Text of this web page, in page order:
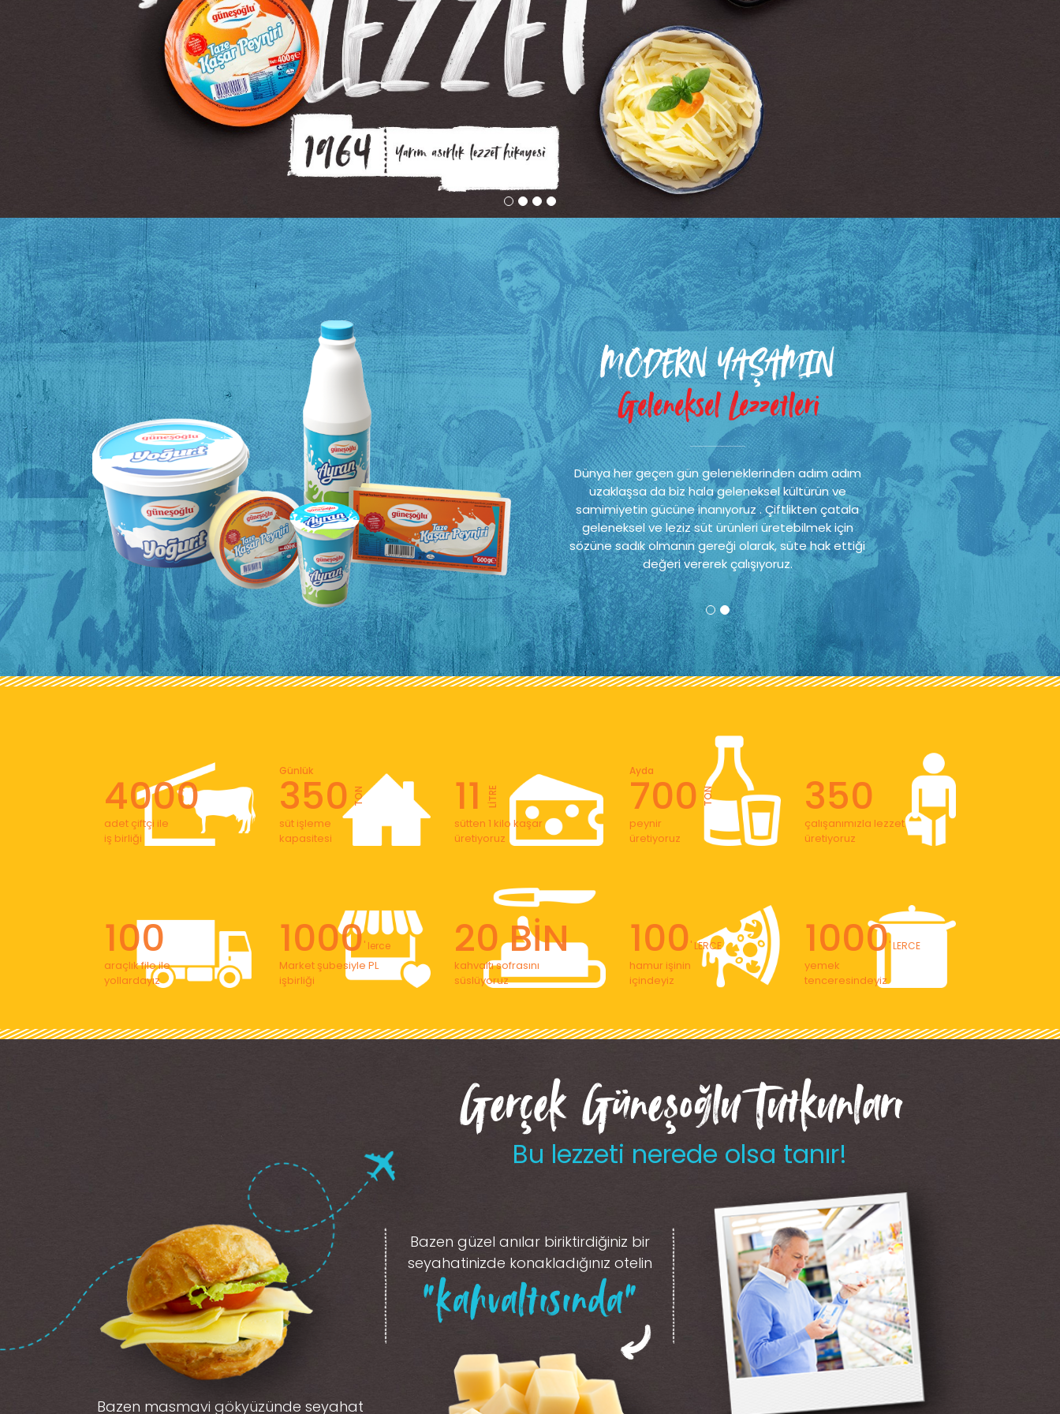
MODERN YAŞAMIN
Geleneksel Lezzetleri
Dünya her geçen gün geleneklerinden adım adım
uzaklaşsa da biz hala geleneksel kültürün ve
samimiyetin gücüne inanıyoruz . Çiftlikten çatala
geleneksel ve leziz süt ürünleri üretebilmek için
sözüne sadık olmanın gereği olarak, süte hak ettiği
değeri vererek çalışıyoruz.
4000
adet çiftçi ile
iş birliği
350
Günlük
TON
süt işleme
kapasitesi
11 LİTRE
sütten 1 kilo kaşar
üretiyoruz
700
Ayda
TON
peynir
üretiyoruz
350
çalışanımızla lezzet
üretiyoruz
100
araçlık filo ile
yollardayız
1000' lerce
Market şubesiyle PL
işbirliği
20 BİN
kahvaltı sofrasını
süslüyoruz
100' LERCE
hamur işinin
içindeyiz
1000' LERCE
yemek
tenceresindeyiz
Gerçek Güneşoğlu Tutkunları
Bu lezzeti nerede olsa tanır!
Bazen masmavi gökyüzünde seyahat
Bazen güzel anılar biriktirdiğiniz bir
seyahatinizde konakladığınız otelin
“kahvaltısında”